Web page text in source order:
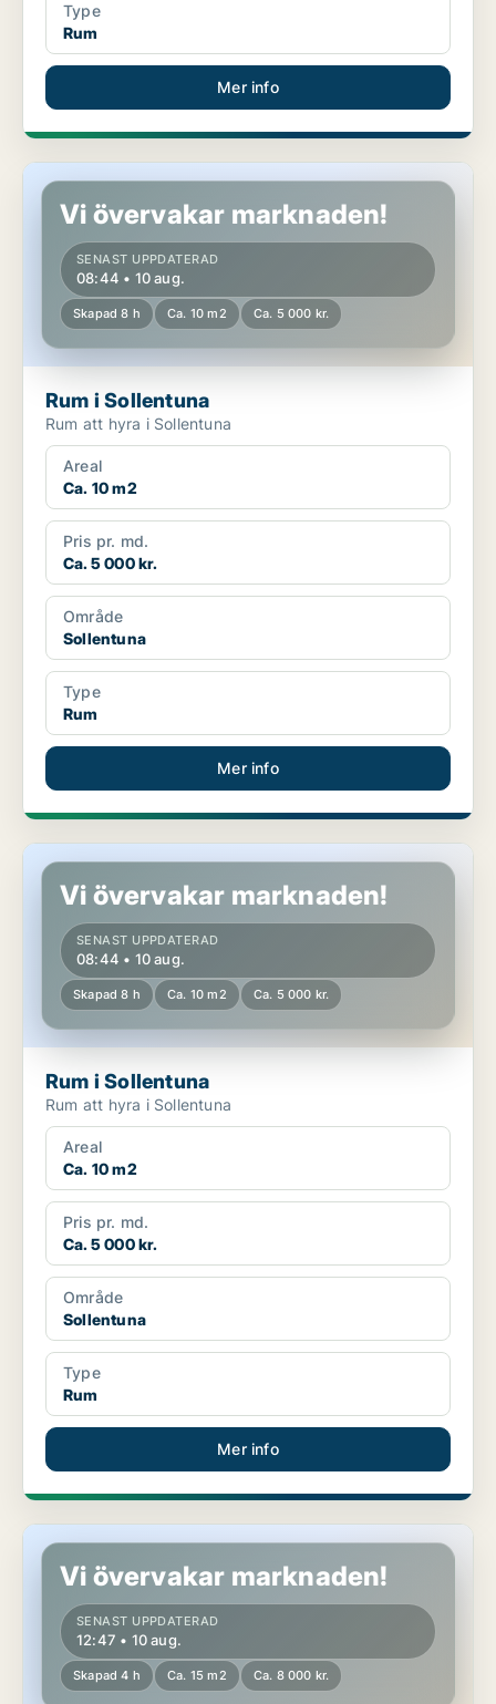
Type
Rum
Mer info
Rum i Sollentuna
Vi övervakar marknaden!
SENAST UPPDATERAD
08:44 • 10 aug.
Skapad 8 h Ca. 10 m2 Ca. 5 000 kr.
Rum i Sollentuna
Rum att hyra i Sollentuna
Areal
Ca. 10 m2
Pris pr. md.
Ca. 5 000 kr.
Område
Sollentuna
Type
Rum
Mer info
Rum i Sollentuna
Vi övervakar marknaden!
SENAST UPPDATERAD
08:44 • 10 aug.
Skapad 8 h Ca. 10 m2 Ca. 5 000 kr.
Rum i Sollentuna
Rum att hyra i Sollentuna
Areal
Ca. 10 m2
Pris pr. md.
Ca. 5 000 kr.
Område
Sollentuna
Type
Rum
Mer info
Rum på Östermalm
Vi övervakar marknaden!
SENAST UPPDATERAD
12:47 • 10 aug.
Skapad 4 h Ca. 15 m2 Ca. 8 000 kr.